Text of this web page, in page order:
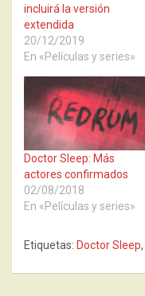
incluirá la versión
extendida
20/12/2019
En «Películas y series»
Doctor Sleep: Más
actores confirmados
02/08/2018
En «Películas y series»
Etiquetas: Doctor Sleep,